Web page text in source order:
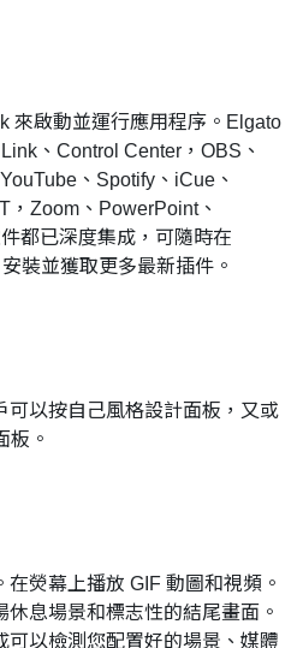
來啟動並運行應用程序。Elgato
、Control Center，OBS、
、Spotify、iCue、
Zoom、PowerPoint、
都已深度集成，可隨時在
裝並獲取更多最新插件。
可以按自己風格設計面板，又或
板。
熒幕上播放 GIF 動圖和視頻。
息場景和標志性的結尾畫面。
可以檢測您配置好的場景、媒體